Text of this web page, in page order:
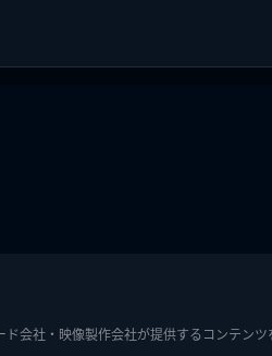
ド会社・映像製作会社が提供するコンテン